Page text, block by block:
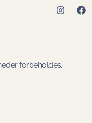
forbeholdes.